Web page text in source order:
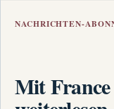
NACHRICHTEN-
Mit